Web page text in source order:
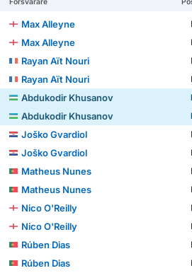
Max Alleyne
Max Alleyne
Rayan Aït Nouri
Rayan Aït Nouri
Abdukodir Khusanov
Abdukodir Khusanov
Joško Gvardiol
Joško Gvardiol
Matheus Nunes
Matheus Nunes
Nico O'Reilly
Nico O'Reilly
Rúben Dias
Rúben Dias